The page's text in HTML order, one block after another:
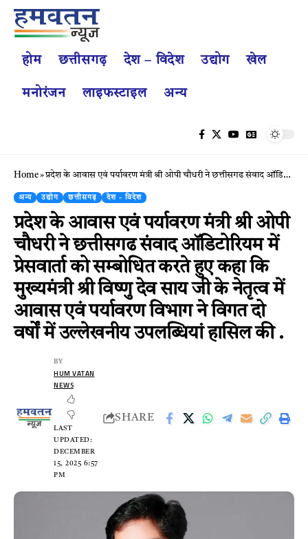
होम छत्तीसगढ़ देश – विदेश उद्योग खेल
मनोरंजन लाइफस्टाइल अन्य
Home»प्रदेश के आवास एवं पर्यावरण मंत्री श्री ओपी चौधरी ने छत्तीसगढ संवाद ऑडिटोरियम में प्रेसवार्ता को सम्बोधित करते हुए कहा कि मुख्यमंत्री श्री विष्णु देव साय जी के नेतृत्व में आवास एवं पर्यावरण विभाग ने विगत दो वर्षों में उल्लेखनीय उपलब्धियां हासिल की .
अन्य उद्योग छत्तीसगढ़ देश - विदेश
प्रदेश के आवास एवं पर्यावरण मंत्री श्री ओपी
चौधरी ने छत्तीसगढ संवाद ऑडिटोरियम में
प्रेसवार्ता को सम्बोधित करते हुए कहा कि
मुख्यमंत्री श्री विष्णु देव साय जी के नेतृत्व में
आवास एवं पर्यावरण विभाग ने विगत दो
वर्षों में उल्लेखनीय उपलब्धियां हासिल की .
LAST
UPDATED:
DECEMBER
15, 2025 6:57
PM
BY
HUM VATAN
NEWS
SHARE